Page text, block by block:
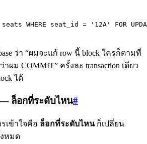
seats WHERE seat_id = '12A' FOR
ว่า “ผมจะแก้ row นี้ block ใครก็ตามที่
ม COMMIT” ครั้งละ transaction เดียว
ได้
ล็อกที่ระดับไหน#
เข้าใจคือ ล็อกที่ระดับไหนก็เปลี่ยน
หมด